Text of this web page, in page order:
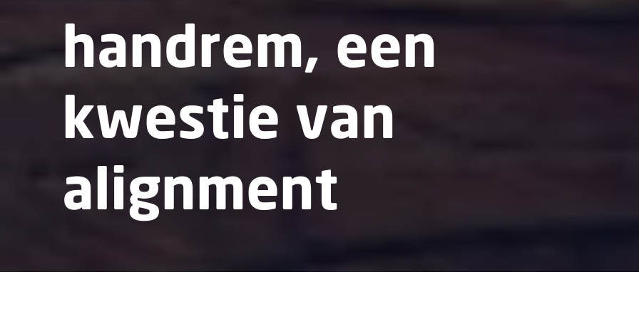
handrem, een
kwestie van
alignment